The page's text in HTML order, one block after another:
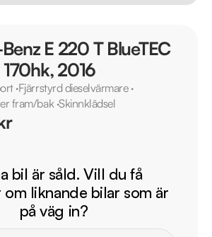
E 220 T BlueTEC
2016
·Fjärrstyrd dieselvärmare·
fram/bak·Skinnklädsel
bil är såld. Vill du få
liknande bilar som är
på väg in?